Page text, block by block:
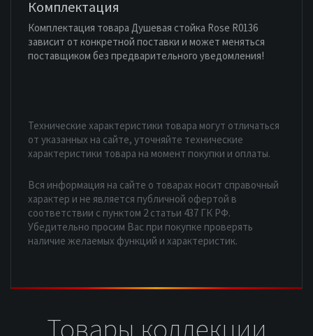
Комплектация
Комплектация товара Душевая стойка Rose R0136
зависит от конкретной поставки и может меняться
поставщиком без предварительного уведомления!
Технические характеристики товара могут отличаться
от указанных на сайте, уточняйте технические
характеристики товара на момент покупки и оплаты.
Вся информация на сайте о товарах носит справочный
характер и не является публичной офертой в
соответствии с пунктом 2 статьи 437 ГК РФ.
Убедительно просим Вас при покупке проверять
наличие желаемых функций и характеристик.